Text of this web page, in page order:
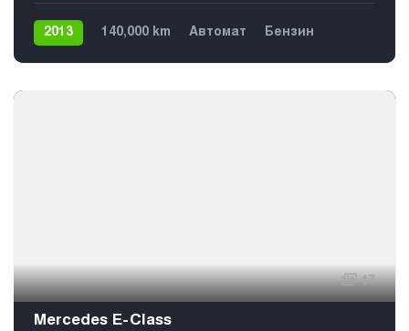
2013 140,000 km Автомат
Бензин
17
Mercedes E-Class